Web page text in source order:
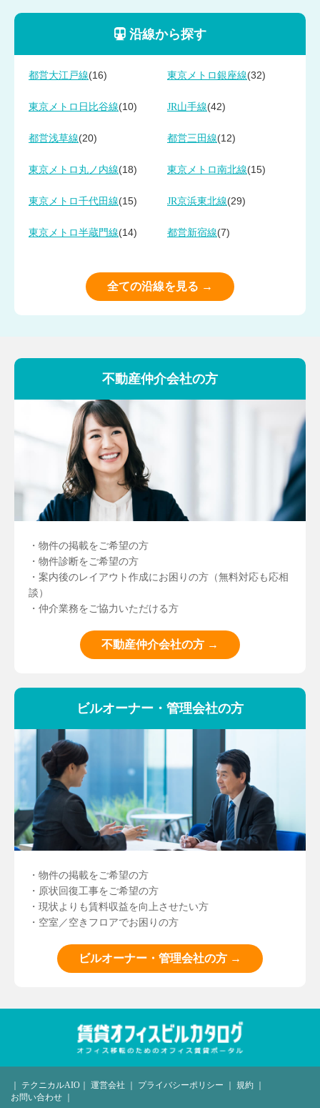
沿線から探す
都営大江戸線(16) 東京メトロ銀座線(32)
東京メトロ日比谷線(10) JR山手線(42)
都営浅草線(20) 都営三田線(12)
東京メトロ丸ノ内線(18) 東京メトロ南北線(15)
東京メトロ千代田線(15) JR京浜東北線(29)
東京メトロ半蔵門線(14) 都営新宿線(7)
全ての沿線を見る →
不動産仲介会社の方
・物件の掲載をご希望の方
・物件診断をご希望の方
・案内後のレイアウト作成にお困りの方（無料対応も応相
談）
・仲介業務をご協力いただける方
不動産仲介会社の方 →
ビルオーナー・管理会社の方
・物件の掲載をご希望の方
・原状回復工事をご希望の方
・現状よりも賃料収益を向上させたい方
・空室／空きフロアでお困りの方
ビルオーナー・管理会社の方 →
｜ テクニカルAIO ｜ 運営会社 ｜ プライバシーポリシー ｜ 規約 ｜
お問い合わせ ｜